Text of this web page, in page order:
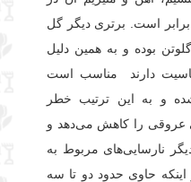
مقایسه با گندم به ترتیب 4 و 2 برابر است. برتری دیگر گل
بوده و به همین دلیل
دارند مناسب است
و به این ترتیب خطر
عروقی را کاهش می‌دهد و
نارسایی‌های مربوط به
حاوی حدود دو تا سه